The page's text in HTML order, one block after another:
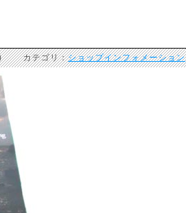
) カテゴリ：ショップインフォメーション